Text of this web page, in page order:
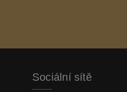
Sociální sítě